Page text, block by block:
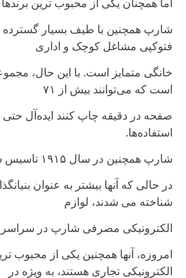
اما همچنان یکی از محبوب ترین
شارپ همچنین با طیف بسیار گسترده
فتوکپی مشاغل کوچک و اداری
خانگی متمایز است. با این حال،
است که می‌توانند بیش از ۷۱
صفحه در دقیقه چاپ کنند ایده‌آل حتی
استفاده‌ها.
شارپ همچنین در سال ۱۹۱۵ تاسیس شد.
در حالی که آنها بیشتر به عنوان
شناخته می شدند، لوازم
الکترونیکی مصرفی شارپ در
امروزه، آنها همچنین یکی از محبوب
الکترونیکی تجاری هستند، به ویژه در